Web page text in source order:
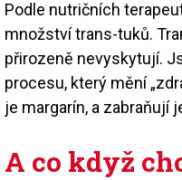
Podle nutričních
množství trans-tuků.
přirozeně nevyskytují.
procesu, který mění
je margarín, a zabraňují
A co když